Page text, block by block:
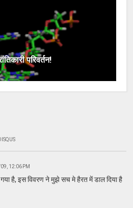
परिवर्तन!
12:06 PM
गया है, इस विवरण ने मुझे सच मे हैरत में डाल दिया है